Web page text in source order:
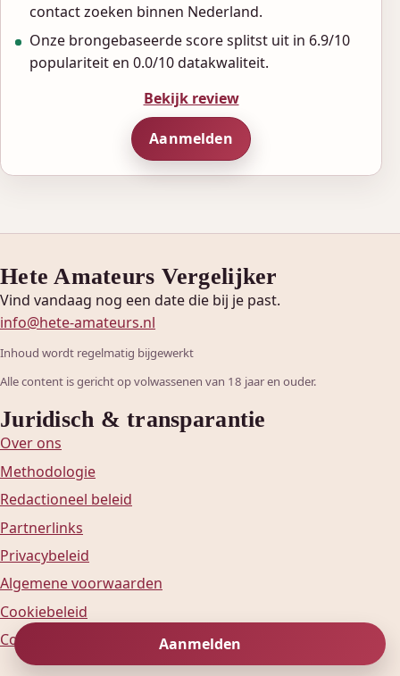
contact zoeken binnen Nederland.
Onze brongebaseerde score splitst uit in 6.9/10
populariteit en 0.0/10 datakwaliteit.
Bekijk review
Aanmelden
Aanmelden
Hete Amateurs Vergelijker
Vind vandaag nog een date die bij je past.
info@hete-amateurs.nl
Inhoud wordt regelmatig bijgewerkt
Alle content is gericht op volwassenen van 18 jaar en ouder.
Juridisch & transparantie
Over ons
Methodologie
Redactioneel beleid
Partnerlinks
Privacybeleid
Algemene voorwaarden
Cookiebeleid
Contact